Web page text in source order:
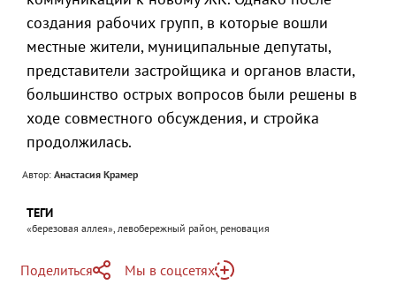
создания рабочих групп, в которые вошли
местные жители, муниципальные депутаты,
представители застройщика и органов власти,
большинство острых вопросов были решены в
ходе совместного обсуждения, и стройка
продолжилась.
Автор: Анастасия Крамер
ТЕГИ
«березовая аллея», левобережный район, реновация
Поделиться
Мы в соцсетях